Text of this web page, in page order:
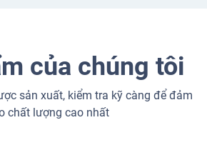
của chúng tôi
sản xuất, kiểm tra kỹ càng để đảm
chất lượng cao nhất